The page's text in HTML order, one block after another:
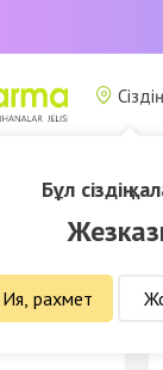
Бұл сіздің
Ия, рахмет
Біз